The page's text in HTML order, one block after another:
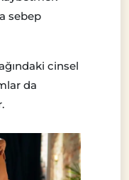
sebep
cinsel
da